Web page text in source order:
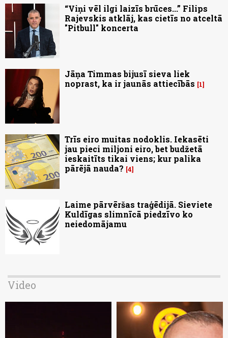
“Viņi vēl ilgi laizīs brūces...” Filips
Rajevskis atklāj, kas cietīs no atceltā
"Pitbull" koncerta
Jāņa Timmas bijusī sieva liek
noprast, ka ir jaunās attiecībās
1
Trīs eiro muitas nodoklis. Iekasēti
jau pieci miljoni eiro, bet budžetā
ieskaitīts tikai viens; kur palika
pārējā nauda? 4
Laime pārvēršas traģēdijā. Sieviete
Kuldīgas slimnīcā piedzīvo ko
neiedomājamu
Video